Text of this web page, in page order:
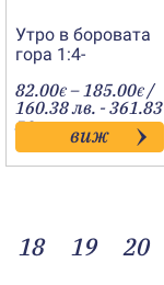
Утро в боровата
гора 1:4-
82.00€ –185.00€ /
160.38 лв. - 361.83
лв. виж
18 19 20